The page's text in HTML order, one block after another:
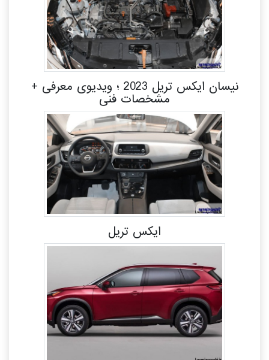
نیسان ایکس تریل 2023 ؛ ویدیوی معرفی +
مشخصات فنی
ایکس تریل